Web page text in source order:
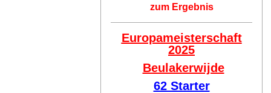
zum Ergebnis
Europameisterschaft
2025
Beulakerwijde
62 Starter